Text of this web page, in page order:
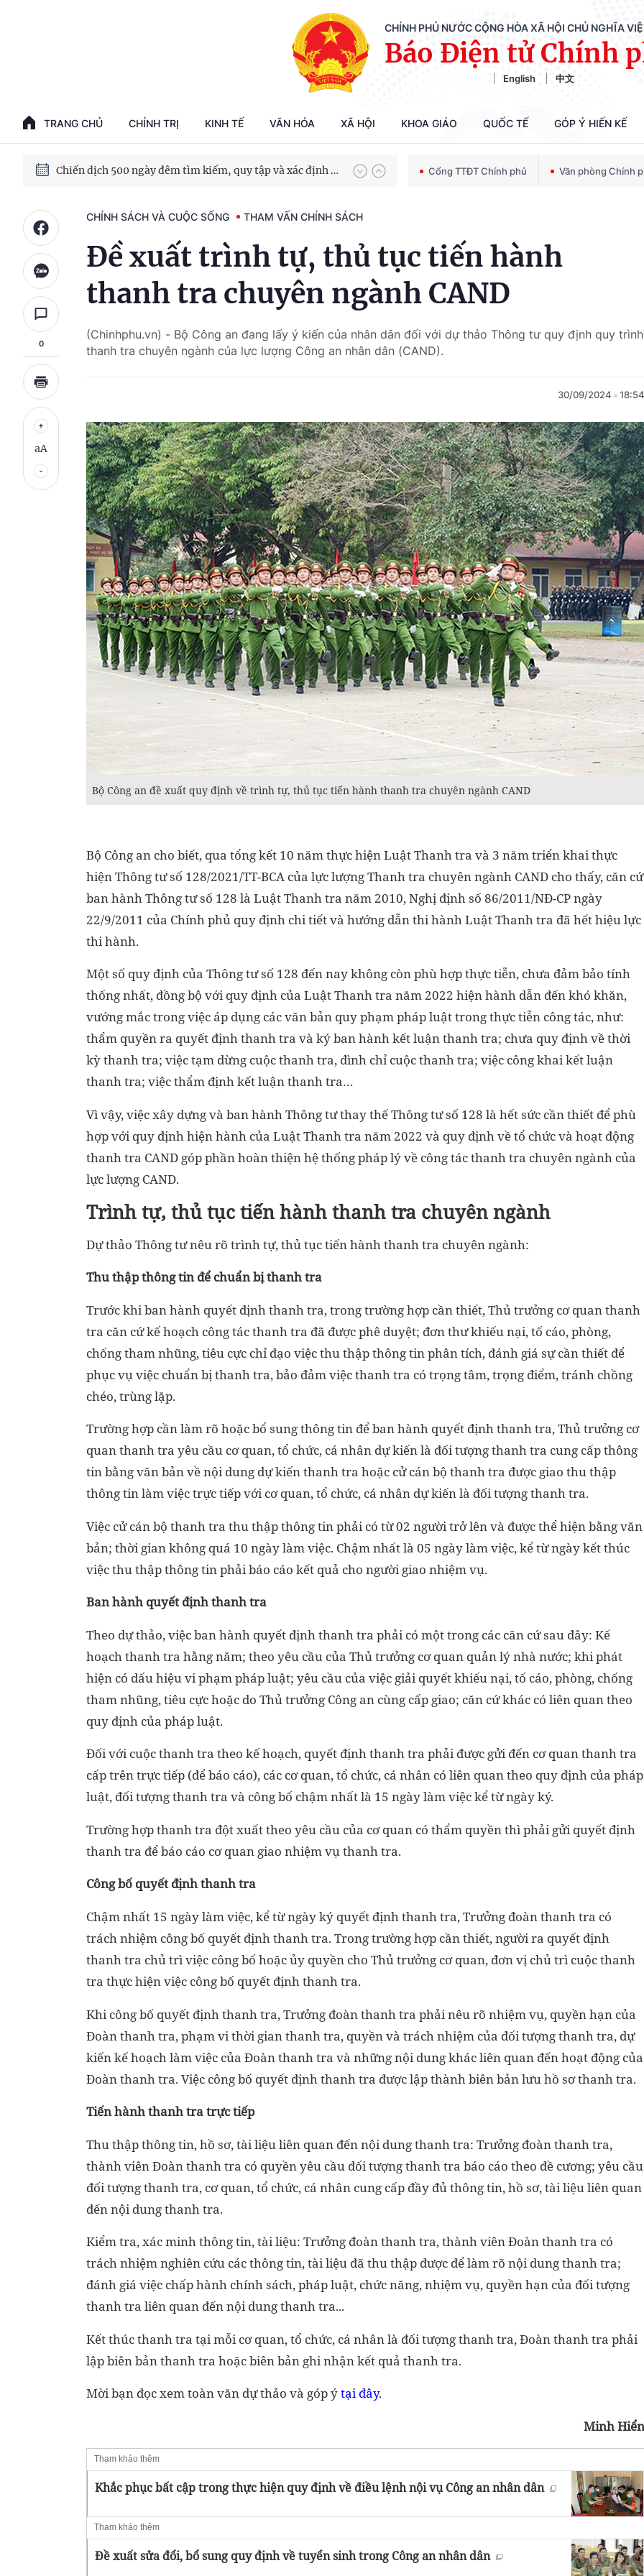
CHÍNH PHỦ NƯỚC CỘNG HÒA XÃ HỘI CHỦ NGHĨA
Báo Điện tử Chính
English 中文
TRANG CHỦ CHÍNH TRỊ KINH TẾ VĂN HÓA XÃ HỘI KHOA GIÁO QUỐC TẾ GÓP Ý HIẾN KẾ
Chiến dịch 500 ngày đêm tìm kiếm, quy tập và xác định danh tính hài cốt liệt sĩ 100 ngày xử lý các điểm nghẽn về chuyển đổi số
Cổng TTĐT Chính phủ Văn phòng Chính
0
aA
CHÍNH SÁCH VÀ CUỘC SỐNG THAM VẤN CHÍNH SÁCH
Đề xuất trình tự, thủ tục tiến hành
thanh tra chuyên ngành CAND
(Chinhphu.vn) - Bộ Công an đang lấy ý kiến của nhân dân đối với dự thảo Thông tư quy định quy trình
thanh tra chuyên ngành của lực lượng Công an nhân dân (CAND).
30/09/2024 18:54
Bộ Công an đề xuất quy định về trình tự, thủ tục tiến hành thanh tra chuyên ngành CAND
Bộ Công an cho biết, qua tổng kết 10 năm thực hiện Luật Thanh tra và 3 năm triển khai thực
hiện Thông tư số 128/2021/TT-BCA của lực lượng Thanh tra chuyên ngành CAND cho thấy, căn cứ
ban hành Thông tư số 128 là Luật Thanh tra năm 2010, Nghị định số 86/2011/NĐ-CP ngày
22/9/2011 của Chính phủ quy định chi tiết và hướng dẫn thi hành Luật Thanh tra đã hết hiệu lực
thi hành.
Một số quy định của Thông tư số 128 đến nay không còn phù hợp thực tiễn, chưa đảm bảo tính
thống nhất, đồng bộ với quy định của Luật Thanh tra năm 2022 hiện hành dẫn đến khó khăn,
vướng mắc trong việc áp dụng các văn bản quy phạm pháp luật trong thực tiễn công tác, như:
thẩm quyền ra quyết định thanh tra và ký ban hành kết luận thanh tra; chưa quy định về thời
kỳ thanh tra; việc tạm dừng cuộc thanh tra, đình chỉ cuộc thanh tra; việc công khai kết luận
thanh tra; việc thẩm định kết luận thanh tra…
Vì vậy, việc xây dựng và ban hành Thông tư thay thế Thông tư số 128 là hết sức cần thiết để phù
hợp với quy định hiện hành của Luật Thanh tra năm 2022 và quy định về tổ chức và hoạt động
thanh tra CAND góp phần hoàn thiện hệ thống pháp lý về công tác thanh tra chuyên ngành của
lực lượng CAND.
Trình tự, thủ tục tiến hành thanh tra chuyên ngành
Dự thảo Thông tư nêu rõ trình tự, thủ tục tiến hành thanh tra chuyên ngành:
Thu thập thông tin để chuẩn bị thanh tra
Trước khi ban hành quyết định thanh tra, trong trường hợp cần thiết, Thủ trưởng cơ quan thanh
tra căn cứ kế hoạch công tác thanh tra đã được phê duyệt; đơn thư khiếu nại, tố cáo, phòng,
chống tham nhũng, tiêu cực chỉ đạo việc thu thập thông tin phân tích, đánh giá sự cần thiết để
phục vụ việc chuẩn bị thanh tra, bảo đảm việc thanh tra có trọng tâm, trọng điểm, tránh chồng
chéo, trùng lặp.
Trường hợp cần làm rõ hoặc bổ sung thông tin để ban hành quyết định thanh tra, Thủ trưởng cơ
quan thanh tra yêu cầu cơ quan, tổ chức, cá nhân dự kiến là đối tượng thanh tra cung cấp thông
tin bằng văn bản về nội dung dự kiến thanh tra hoặc cử cán bộ thanh tra được giao thu thập
thông tin làm việc trực tiếp với cơ quan, tổ chức, cá nhân dự kiến là đối tượng thanh tra.
Việc cử cán bộ thanh tra thu thập thông tin phải có từ 02 người trở lên và được thể hiện bằng văn
bản; thời gian không quá 10 ngày làm việc. Chậm nhất là 05 ngày làm việc, kể từ ngày kết thúc
việc thu thập thông tin phải báo cáo kết quả cho người giao nhiệm vụ.
Ban hành quyết định thanh tra
Theo dự thảo, việc ban hành quyết định thanh tra phải có một trong các căn cứ sau đây: Kế
hoạch thanh tra hằng năm; theo yêu cầu của Thủ trưởng cơ quan quản lý nhà nước; khi phát
hiện có dấu hiệu vi phạm pháp luật; yêu cầu của việc giải quyết khiếu nại, tố cáo, phòng, chống
tham nhũng, tiêu cực hoặc do Thủ trưởng Công an cùng cấp giao; căn cứ khác có liên quan theo
quy định của pháp luật.
Đối với cuộc thanh tra theo kế hoạch, quyết định thanh tra phải được gửi đến cơ quan thanh tra
cấp trên trực tiếp (để báo cáo), các cơ quan, tổ chức, cá nhân có liên quan theo quy định của pháp
luật, đối tượng thanh tra và công bố chậm nhất là 15 ngày làm việc kể từ ngày ký.
Trường hợp thanh tra đột xuất theo yêu cầu của cơ quan có thẩm quyền thì phải gửi quyết định
thanh tra để báo cáo cơ quan giao nhiệm vụ thanh tra.
Công bố quyết định thanh tra
Chậm nhất 15 ngày làm việc, kể từ ngày ký quyết định thanh tra, Trưởng đoàn thanh tra có
trách nhiệm công bố quyết định thanh tra. Trong trường hợp cần thiết, người ra quyết định
thanh tra chủ trì việc công bố hoặc ủy quyền cho Thủ trưởng cơ quan, đơn vị chủ trì cuộc thanh
tra thực hiện việc công bố quyết định thanh tra.
Khi công bố quyết định thanh tra, Trưởng đoàn thanh tra phải nêu rõ nhiệm vụ, quyền hạn của
Đoàn thanh tra, phạm vi thời gian thanh tra, quyền và trách nhiệm của đối tượng thanh tra, dự
kiến kế hoạch làm việc của Đoàn thanh tra và những nội dung khác liên quan đến hoạt động của
Đoàn thanh tra. Việc công bố quyết định thanh tra được lập thành biên bản lưu hồ sơ thanh tra.
Tiến hành thanh tra trực tiếp
Thu thập thông tin, hồ sơ, tài liệu liên quan đến nội dung thanh tra: Trưởng đoàn thanh tra,
thành viên Đoàn thanh tra có quyền yêu cầu đối tượng thanh tra báo cáo theo đề cương; yêu cầu
đối tượng thanh tra, cơ quan, tổ chức, cá nhân cung cấp đầy đủ thông tin, hồ sơ, tài liệu liên quan
đến nội dung thanh tra.
Kiểm tra, xác minh thông tin, tài liệu: Trưởng đoàn thanh tra, thành viên Đoàn thanh tra có
trách nhiệm nghiên cứu các thông tin, tài liệu đã thu thập được để làm rõ nội dung thanh tra;
đánh giá việc chấp hành chính sách, pháp luật, chức năng, nhiệm vụ, quyền hạn của đối tượng
thanh tra liên quan đến nội dung thanh tra...
Kết thúc thanh tra tại mỗi cơ quan, tổ chức, cá nhân là đối tượng thanh tra, Đoàn thanh tra phải
lập biên bản thanh tra hoặc biên bản ghi nhận kết quả thanh tra.
Mời bạn đọc xem toàn văn dự thảo và góp ýtại đây.
Minh Hiển
Tham khảo thêm
Khắc phục bất cập trong thực hiện quy định về điều lệnh nội vụ Công an nhân dân
Tham khảo thêm
Đề xuất sửa đổi, bổ sung quy định về tuyển sinh trong Công an nhân dân